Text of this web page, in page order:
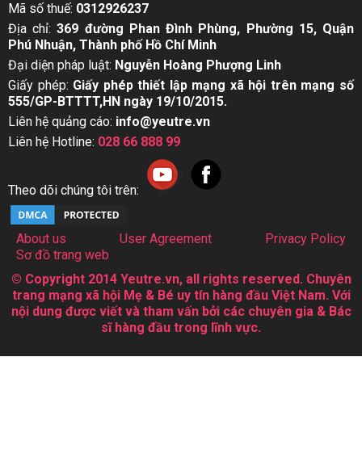
Mã số thuế: 0312926237
Địa chỉ:369 đường Phan Đình Phùng, Phường 15, Quận
Phú Nhuận, Thành phố Hồ Chí Minh
Đại diện pháp luật: Nguyễn Hoàng Phượng Linh
Giấy phép: Giấy phép thiết lập mạng xã hội trên mạng số
555/GP-BTTTT,HN ngày 19/10/2015.
Liên hệ quảng cáo: info@yeutre.vn
Liên hệ Hotline: 028 66 888 99
Theo dõi chúng tôi trên:
About us User Agreement
Privacy Policy
Sơ đồ trang web
© Copyright 2014 Yeutre.vn, all rights reserved. Chuyên
trang mạng xã hội Mẹ & Bé uy tín hàng đầu Việt Nam. Với
nội dung được viết và tham vấn bởi các chuyên gia & Bác
sĩ hàng đầu trong lĩnh vực.